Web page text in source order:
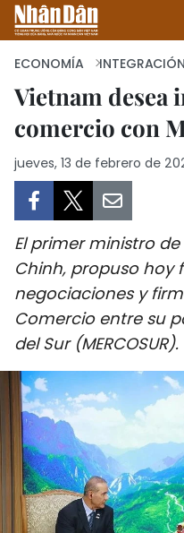
ECONOMÍA INTEGRACIÓN
Vietnam desea
comercio con
jueves, 13 de febrero de
El primer ministro
Chinh, propuso hoy
negociaciones y
Comercio entre su
del Sur (MERCOSUR).